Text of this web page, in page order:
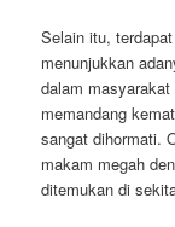
Selain itu,
menunjukkan
dalam
memandang
sangat dihormati.
makam megah
ditemukan di